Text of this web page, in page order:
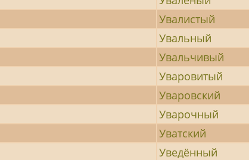
Увалистый
Увальный
Увальчивый
Уваровитый
Уваровский
Уварочный
Уватский
Уведённый